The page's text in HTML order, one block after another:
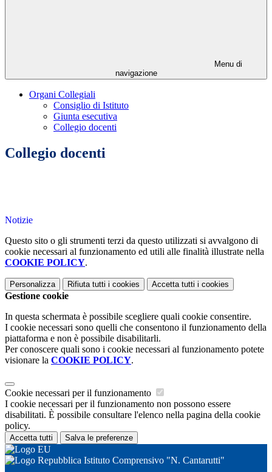
Menu di
navigazione
Organi Collegiali
Consiglio di Istituto
Giunta esecutiva
Collegio docenti
Collegio docenti
Notizie
Questo sito o gli strumenti terzi da questo utilizzati si avvalgono di
cookie necessari al funzionamento ed utili alle finalità illustrate nella
COOKIE POLICY.
Personalizza Rifiuta tutti i cookies Accetta tutti i cookies
Gestione cookie
In questa schermata è possibile scegliere quali cookie consentire.
I cookie necessari sono quelli che consentono il funzionamento della
piattaforma e non è possibile disabilitarli.
Per conoscere quali sono i cookie necessari al funzionamento potete
visionare la COOKIE POLICY.
Cookie necessari per il funzionamento
I cookie necessari per il funzionamento non possono essere
disabilitati. È possibile consultare l'elenco nella pagina della cookie
policy.
Accetta tutti Salva le preferenze
Istituto Comprensivo "N. Cantarutti"